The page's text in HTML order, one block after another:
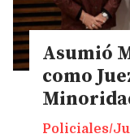
Asumió
como
Policiales/